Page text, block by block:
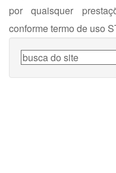
por quaisquer
conforme termo de uso